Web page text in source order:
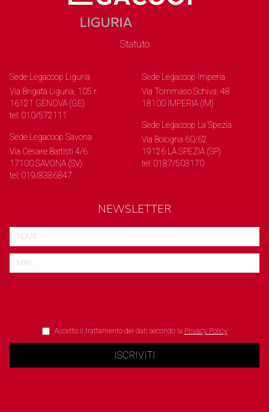
Statuto
Sede Legacoop Liguria
Via Brigata Liguria, 105 r.
16121 GENOVA (GE)
tel: 010/572111
Sede Legacoop Savona
Via Cesare Battisti 4/6
17100 SAVONA (SV)
tel: 019/8386847
Sede Legacoop Imperia
Via Tommaso Schiva, 48
18100 IMPERIA (IM)
Sede Legacoop La Spezia
Via Bologna 60/62
19126 LA SPEZIA (SP)
tel: 0187/503170
NEWSLETTER
Accetto il trattamento dei dati secondo la Privacy Policy
ISCRIVITI